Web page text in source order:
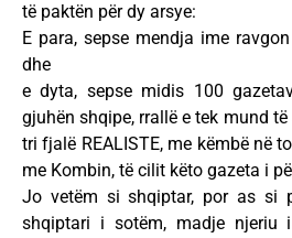
të paktën për dy arsye:
E para, sepse mendja ime
dhe
e dyta, sepse midis 100
gjuhën shqipe, rrallë e tek mund
tri fjalë REALISTE, me këmbë në
me Kombin, të cilit këto gazeta i
Jo vetëm si shqiptar, por as si
shqiptari i sotëm, madje njeriu